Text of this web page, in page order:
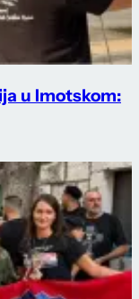
u Imotskom: